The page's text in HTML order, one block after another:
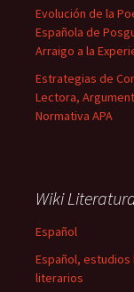
Evolución de la
Española de
Arraigo a la
Estrategias de
Lectora,
Normativa APA
Wiki
Español
Español,
literarios